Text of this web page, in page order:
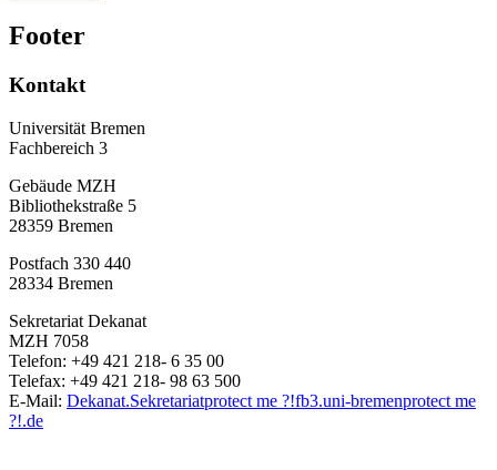
Footer
Kontakt
Universität Bremen
Fachbereich 3
Gebäude MZH
Bibliothekstraße 5
28359 Bremen
Postfach 330 440
28334 Bremen
Sekretariat Dekanat
MZH 7058
Telefon: +49 421 218- 6 35 00
Telefax: +49 421 218- 98 63 500
E-Mail: Dekanat.Sekretariatprotect me ?!fb3.uni-bremenprotect me
?!.de